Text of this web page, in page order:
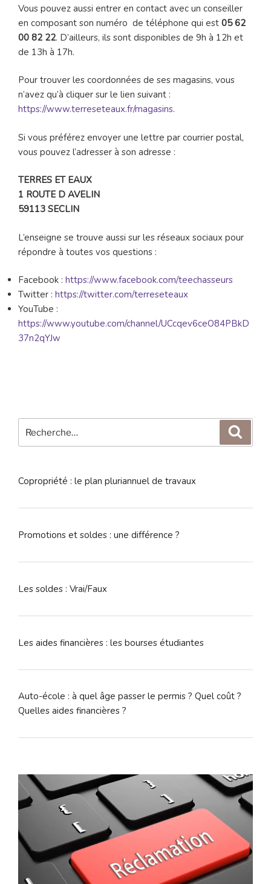
Vous pouvez aussi entrer en contact avec un conseiller
en composant son numéro de téléphone qui est 05 62
00 82 22. D’ailleurs, ils sont disponibles de 9h à 12h et
de 13h à 17h.
Pour trouver les coordonnées de ses magasins, vous
n’avez qu’à cliquer sur le lien suivant :
https://www.terreseteaux.fr/magasins.
Si vous préférez envoyer une lettre par courrier postal,
vous pouvez l’adresser à son adresse :
TERRES ET EAUX
1 ROUTE D AVELIN
59113 SECLIN
L’enseigne se trouve aussi sur les réseaux sociaux pour
répondre à toutes vos questions :
Facebook : https://www.facebook.com/teechasseurs
Twitter : https://twitter.com/terreseteaux
YouTube :
https://www.youtube.com/channel/UCcqev6ceO84PBkD
37n2qYJw
pour
Copropriété : le plan pluriannuel de travaux
Promotions et soldes : une différence ?
Les soldes : Vrai/Faux
Les aides financières : les bourses étudiantes
Auto-école : à quel âge passer le permis ? Quel coût ?
Quelles aides financières ?